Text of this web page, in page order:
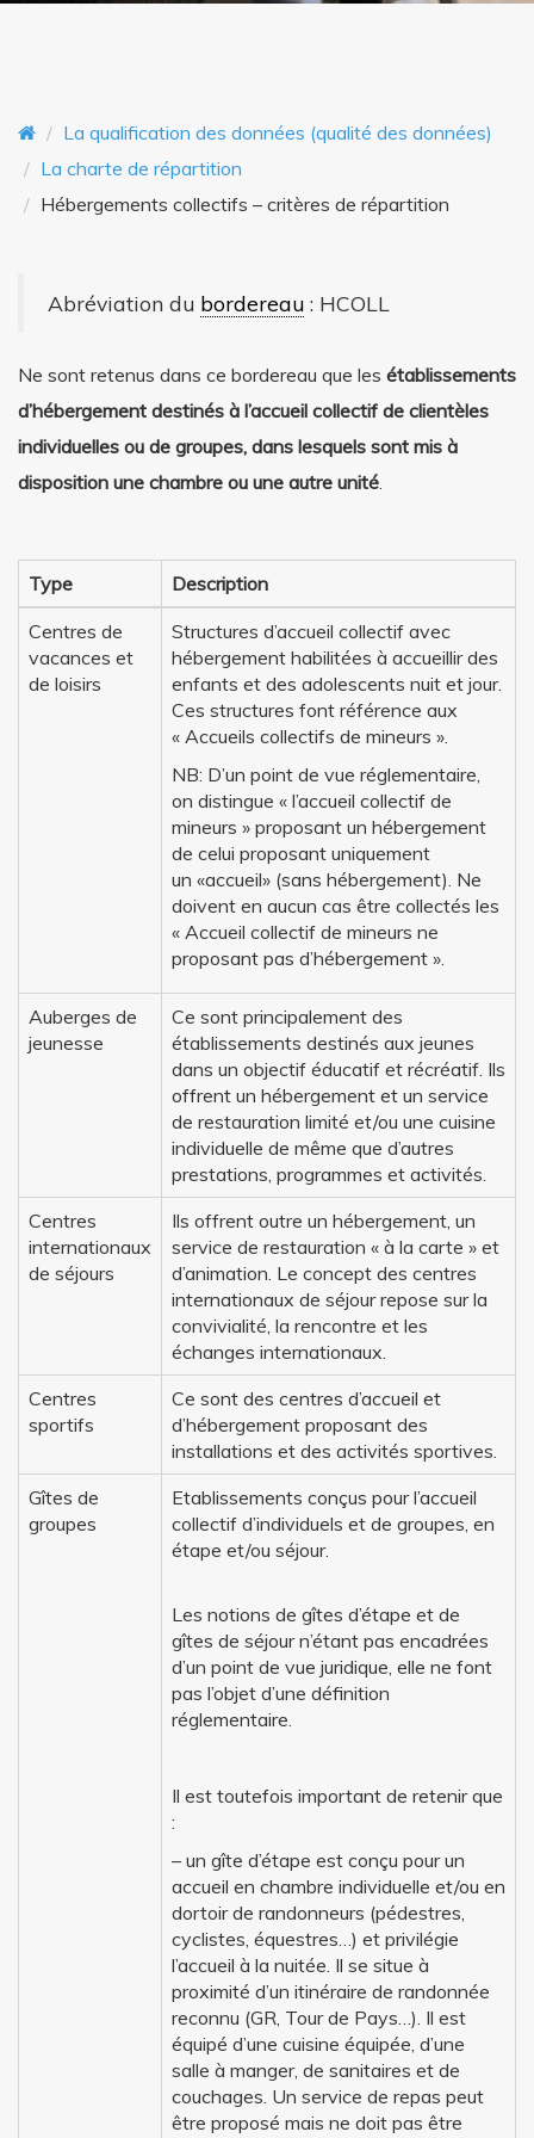
La qualification des données (qualité des données)
La charte de répartition
Hébergements collectifs – critères de répartition
Abréviation du bordereau : HCOLL
Ne sont retenus dans ce bordereau que les établissements
d’hébergement destinés à l’accueil collectif de clientèles
individuelles ou de groupes, dans lesquels sont mis à
disposition une chambre ou une autre unité.
Type
Description
Centres de
vacances et
de loisirs
Structures d’accueil collectif avec
hébergement habilitées à accueillir des
enfants et des adolescents nuit et jour.
Ces structures font référence aux
« Accueils collectifs de mineurs ».
NB: D’un point de vue réglementaire,
on distingue « l’accueil collectif de
mineurs » proposant un hébergement
de celui proposant uniquement
un «accueil» (sans hébergement). Ne
doivent en aucun cas être collectés les
« Accueil collectif de mineurs ne
proposant pas d’hébergement ».
Auberges de
jeunesse
Ce sont principalement des
établissements destinés aux jeunes
dans un objectif éducatif et récréatif. Ils
offrent un hébergement et un service
de restauration limité et/ou une cuisine
individuelle de même que d’autres
prestations, programmes et activités.
Centres
internationaux
de séjours
Ils offrent outre un hébergement, un
service de restauration « à la carte » et
d’animation. Le concept des centres
internationaux de séjour repose sur la
convivialité, la rencontre et les
échanges internationaux.
Centres
sportifs
Ce sont des centres d’accueil et
d’hébergement proposant des
installations et des activités sportives.
Gîtes de
groupes
Etablissements conçus pour l’accueil
collectif d’individuels et de groupes, en
étape et/ou séjour.
Les notions de gîtes d’étape et de
gîtes de séjour n’étant pas encadrées
d’un point de vue juridique, elle ne font
pas l’objet d’une définition
réglementaire.
Il est toutefois important de retenir que
:
– un gîte d’étape est conçu pour un
accueil en chambre individuelle et/ou en
dortoir de randonneurs (pédestres,
cyclistes, équestres…) et privilégie
l’accueil à la nuitée. Il se situe à
proximité d’un itinéraire de randonnée
reconnu (GR, Tour de Pays…). Il est
équipé d’une cuisine équipée, d’une
salle à manger, de sanitaires et de
couchages. Un service de repas peut
être proposé mais ne doit pas être